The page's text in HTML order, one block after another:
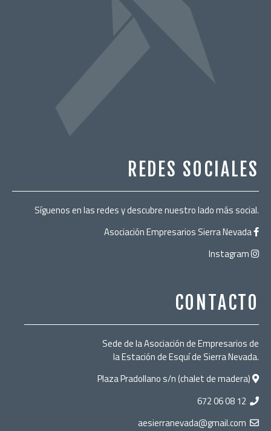
REDES SOCIALES
Síguenos en las redes y descubre nuestro lado más social.
Asociación Empresarios Sierra Nevada
Instagram
CONTACTO
Sede de la Asociación de Empresarios de
la Estación de Esquí de Sierra Nevada.
Plaza Pradollano s/n (chalet de madera)
672 06 08 12
aesierranevada@gmail.com